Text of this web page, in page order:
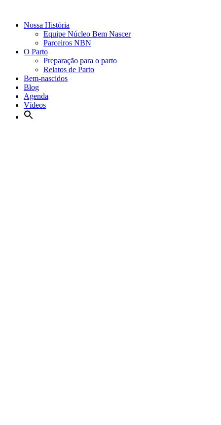
Nossa História
Equipe Núcleo Bem Nascer
Parceiros NBN
O Parto
Preparação para o parto
Relatos de Parto
Bem-nascidos
Blog
Agenda
Vídeos